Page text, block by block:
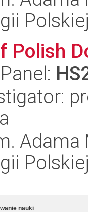
Polish
nauki